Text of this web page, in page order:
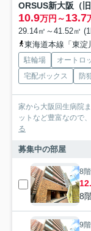
ORSUS新大阪（
10.9万円～13.7
29.14㎡～41.52㎡
東海道本線「東淀
駐輪場 オートロ
宅配ボックス
防
家から大阪回生病院
ットなど豊富なので
る
募集中の部屋
8階
8
9階